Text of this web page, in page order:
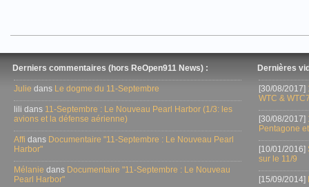
Derniers commentaires (hors ReOpen911 News) :
Julie dans Le dogme du 11-Septembre
lili dans 11-Septembre : Le Nouveau Pearl Harbor (1/3: les
avions et la défense aérienne)
Affi dans Documentaire "11-Septembre : Le Nouveau Pearl
Harbor"
Mélanie dans Documentaire "11-Septembre : Le Nouveau
Pearl Harbor"
Dernières
[30/08/2017]
WTC &
[30/08/2017]
Pentagone
[10/01/2016]
sur le 11/9
[15/09/2014]